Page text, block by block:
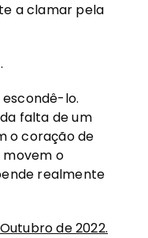
a clamar pela
lo.
falta de um
o coração de
movem o
realmente
de 2022.